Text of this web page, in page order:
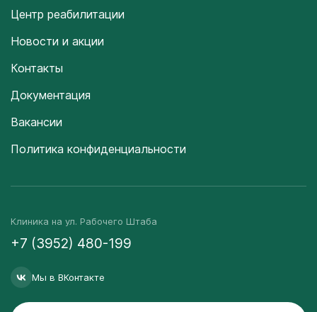
Центр реабилитации
Новости и акции
Контакты
Документация
Вакансии
Политика конфиденциальности
Клиника на ул. Рабочего Штаба
+7 (3952) 480-199
Мы в ВКонтакте